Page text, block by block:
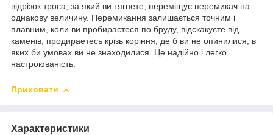
відрізок троса, за який ви тягнете, переміщує перемикач на
однакову величину. Перемикання залишається точним і
плавним, коли ви пробираєтеся по бруду, відскакуєте від
каменів, продираетесь крізь коріння, де б ви не опинилися, в
яких би умовах ви не знаходилися. Це надійно і легко
настроюваність.
Приховати
Характеристики